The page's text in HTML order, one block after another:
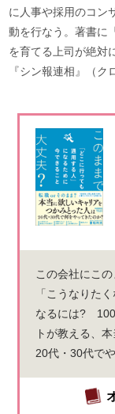
に人事や採用のコン
動を行なう。著書に
を育てる上司が絶対
『シン報連相』（ク
この会社にこ
「こうなりた
なるには?
トが教える、
20代・30代で